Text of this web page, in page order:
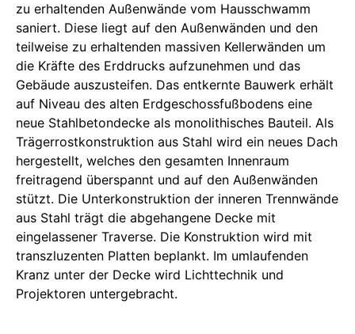
zu erhaltenden Außenwände vom Hausschwamm
saniert. Diese liegt auf den Außenwänden und den
teilweise zu erhaltenden massiven Kellerwänden um
die Kräfte des Erddrucks aufzunehmen und das
Gebäude auszusteifen. Das entkernte Bauwerk erhält
auf Niveau des alten Erdgeschossfußbodens eine
neue Stahlbetondecke als monolithisches Bauteil. Als
Trägerrostkonstruktion aus Stahl wird ein neues Dach
hergestellt, welches den gesamten Innenraum
freitragend überspannt und auf den Außenwänden
stützt. Die Unterkonstruktion der inneren Trennwände
aus Stahl trägt die abgehangene Decke mit
eingelassener Traverse. Die Konstruktion wird mit
transzluzenten Platten beplankt. Im umlaufenden
Kranz unter der Decke wird Lichttechnik und
Projektoren untergebracht.